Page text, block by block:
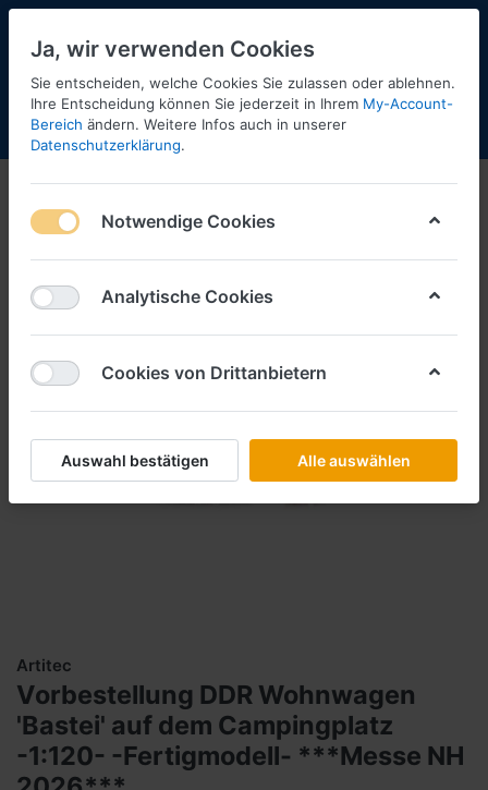
Menü Anmelden Shopaktualisierung
Artitec
Vorbestellung DDR Wohnwagen
'Bastei' auf dem Campingplatz
-1:120- -Fertigmodell- ***Messe NH
Ja, wir verwenden Cookies
Sie entscheiden, welche Cookies Sie zulassen oder ablehnen.
Ihre Entscheidung können Sie jederzeit in Ihrem My-Account-
Bereich ändern. Weitere Infos auch in unserer
Datenschutzerklärung.
Notwendige Cookies
Analytische Cookies
Cookies von Drittanbietern
Auswahl bestätigen Alle auswählen